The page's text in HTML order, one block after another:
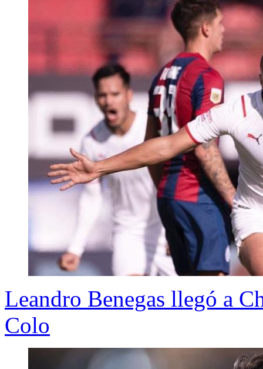
Leandro Benegas llegó a
Colo